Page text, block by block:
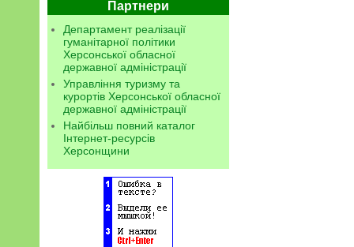
Партнери
Департамент реалізації
гуманітарної політики
Херсонської обласної
державної адміністрації
Управління туризму та
курортів Херсонської обласної
державної адміністрації
Найбільш повний каталог
Інтернет-ресурсів
Херсонщини